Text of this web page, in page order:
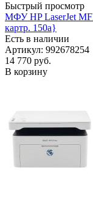
Быстрый просмотр
МФУ HP LaserJet
картр. 150a}
Есть в наличии
Артикул: 992678254
14 770 руб.
В корзину